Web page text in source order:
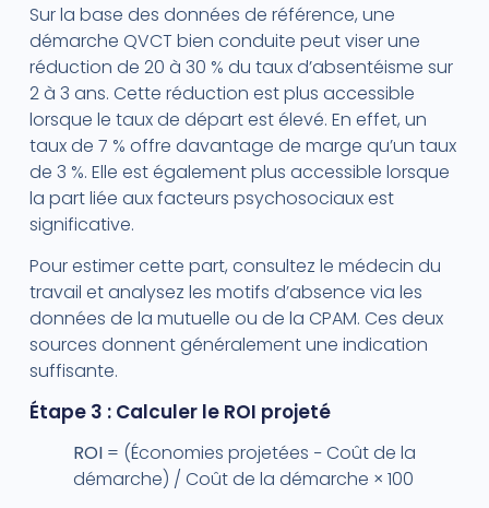
Sur la base des données de référence, une
démarche QVCT bien conduite peut viser une
réduction de 20 à 30 % du taux d’absentéisme sur
2 à 3 ans. Cette réduction est plus accessible
lorsque le taux de départ est élevé. En effet, un
taux de 7 % offre davantage de marge qu’un taux
de 3 %. Elle est également plus accessible lorsque
la part liée aux facteurs psychosociaux est
significative.
Pour estimer cette part, consultez le médecin du
travail et analysez les motifs d’absence via les
données de la mutuelle ou de la CPAM. Ces deux
sources donnent généralement une indication
suffisante.
Étape 3 : Calculer le ROI projeté
ROI= (Économies projetées − Coût de la
démarche) / Coût de la démarche × 100